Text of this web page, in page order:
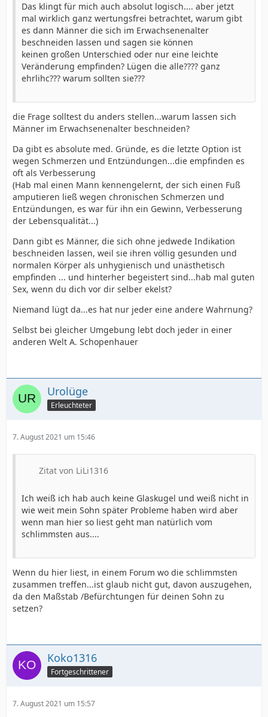
Das klingt für mich auch absolut logisch.... aber jetzt
mal wirklich ganz wertungsfrei betrachtet, warum gibt
es dann Männer die sich im Erwachsenenalter
beschneiden lassen und sagen sie können
keinen großen Unterschied oder nur eine leichte
Veränderung empfinden? Lügen die alle???? ganz
ehrlihc??? warum sollten sie???
die Frage solltest du anders stellen...warum lassen sich
Männer im Erwachsenenalter beschneiden?
Da gibt es absolute med. Gründe, es die letzte Option ist
wegen Schmerzen und Entzündungen...die empfinden es
oft als Verbesserung
(Hab mal einen Mann kennengelernt, der sich einen Fuß
amputieren ließ wegen chronischen Schmerzen und
Entzündungen, es war für ihn ein Gewinn, Verbesserung
der Lebensqualität...)
Dann gibt es Männer, die sich ohne jedwede Indikation
beschneiden lassen, weil sie ihren völlig gesunden und
normalen Körper als unhygienisch und unästhetisch
empfinden ... und hinterher begeistert sind...hab mal guten
Sex, wenn du dich vor dir selber ekelst?
Niemand lügt da...es hat nur jeder eine andere Wahrnung?
Selbst bei gleicher Umgebung lebt doch jeder in einer
anderen Welt A. Schopenhauer
Urolüge
Erleuchteter
7. August 2021 um 15:46
Zitat von LiLi1316
Ich weiß ich hab auch keine Glaskugel und weiß nicht in
wie weit mein Sohn später Probleme haben wird aber
wenn man hier so liest geht man natürlich vom
schlimmsten aus....
Wenn du hier liest, in einem Forum wo die schlimmsten
zusammen treffen...ist glaub nicht gut, davon auszugehen,
da den Maßstab /Befürchtungen für deinen Sohn zu
setzen?
Koko1316
Fortgeschrittener
7. August 2021 um 15:57